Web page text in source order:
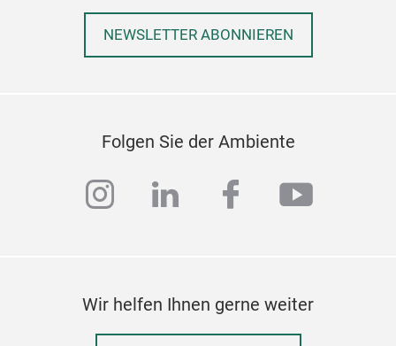
NEWSLETTER ABONNIEREN
Folgen Sie der Ambiente
instagram
linkedinfacebook
Wir helfen Ihnen gerne weiter